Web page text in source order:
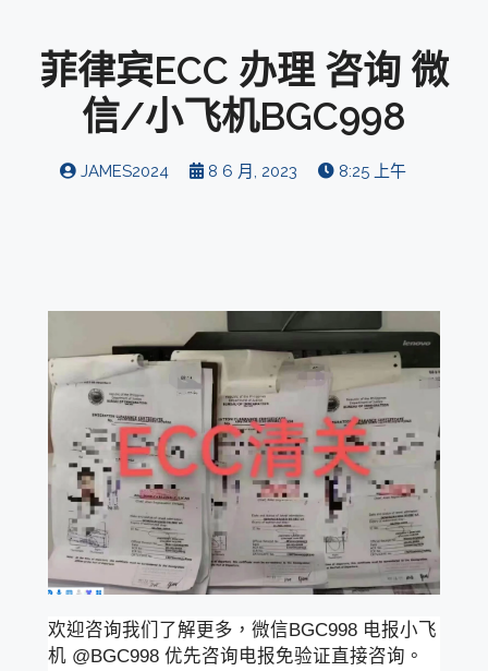
菲律宾ECC 办理 咨询 微
信/小飞机BGC998
JAMES2024 8 6 月, 2023 8:25 上午
欢迎咨询我们了解更多，微信BGC998 电报小飞
机 @BGC998 优先咨询电报免验证直接咨询。